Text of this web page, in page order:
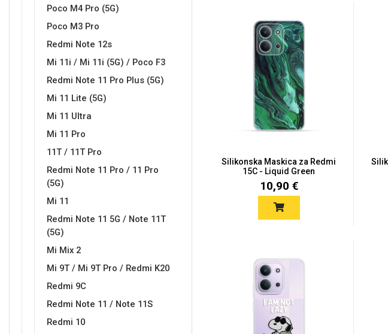
Poco M4 Pro (5G)
Poco M3 Pro
Redmi Note 12s
Mi 11i / Mi 11i (5G) / Poco F3
Redmi Note 11 Pro Plus (5G)
Mi 11 Lite (5G)
Mi 11 Ultra
Mi 11 Pro
11T / 11T Pro
Redmi Note 11 Pro / 11 Pro
(5G)
Mi 11
Redmi Note 11 5G / Note 11T
(5G)
Mi Mix 2
Mi 9T / Mi 9T Pro / Redmi K20
Redmi 9C
Redmi Note 11 / Note 11S
Redmi 10
Silikonska Maskica za Redmi
15C - Liquid Green
10,90 €
Svijet životinja
MarbleMania
Crtani filmovi